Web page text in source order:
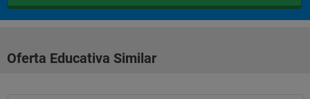
Oferta Educativa Similar